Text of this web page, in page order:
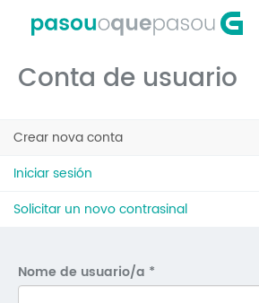
contido
Conta de usuario
Pestanas
principais
Crear nova conta
Iniciar sesión
Solicitar un novo contrasinal
Nome de usuario/a *